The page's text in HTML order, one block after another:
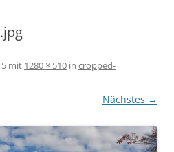
mit 1280 × 510 in cropped-
Nächstes →